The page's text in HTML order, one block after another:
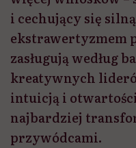
i cechujący się
ekstrawertyzmem
zasługują według
kreatywnych
intuicją i
najbardziej
przywódcami.